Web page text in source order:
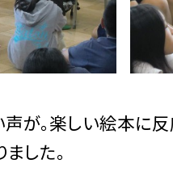
が。楽しい絵本に
した。